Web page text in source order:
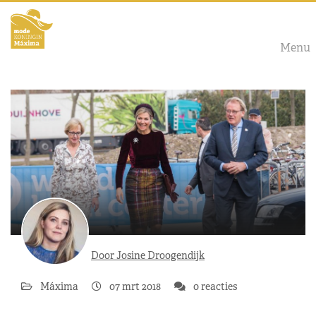
Menu
Door Josine Droogendijk
Máxima 07 mrt 2018 0 reacties